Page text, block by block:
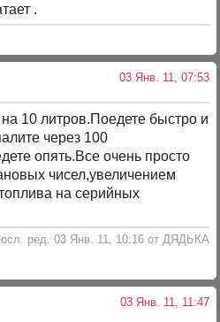
.
03 Янв. 11, 07:53
10 литров.Поедете быстро и
через 100
опять.Все очень просто
чисел,увеличением
на серийных
ред. 03 Янв. 11, 10:16 от ДЯДЬКА
03 Янв. 11, 11:47